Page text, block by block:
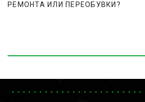
РЕМОНТА ИЛИ ПЕРЕОБУВКИ?